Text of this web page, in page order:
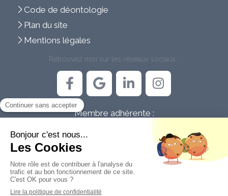
Code de déontologie
Plan du site
Mentions légales
Retrouvez moi sur les réseaux sociaux :
Membre adhérente :